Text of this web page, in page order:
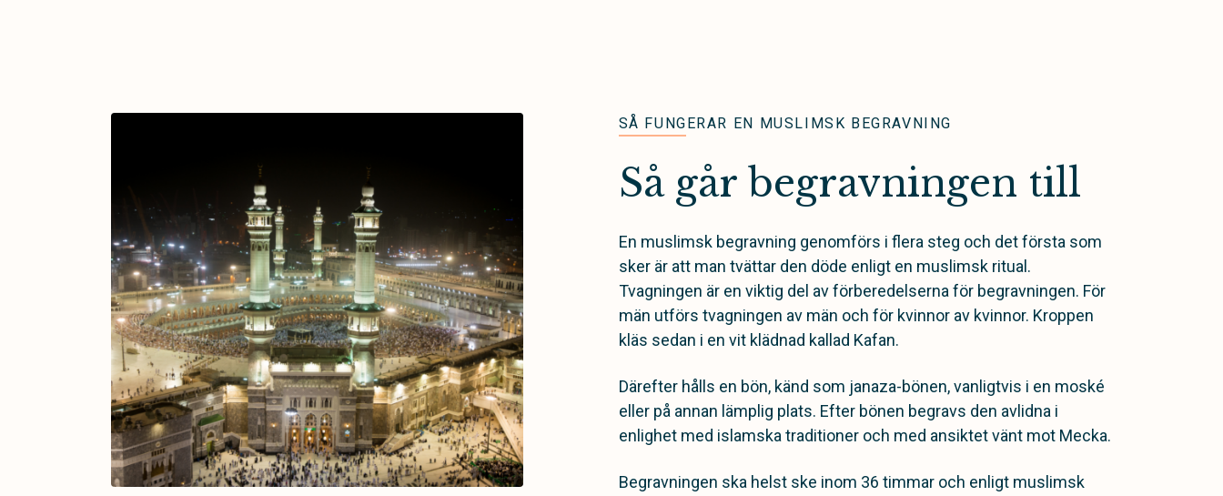
SÅ FUNGERAR EN MUSLIMSK BEGRAVNING
Så går begravningen till
En muslimsk begravning genomförs i flera steg och det första som
sker är att man tvättar den döde enligt en muslimsk ritual.
Tvagningen är en viktig del av förberedelserna för begravningen. För
män utförs tvagningen av män och för kvinnor av kvinnor. Kroppen
kläs sedan i en vit klädnad kallad Kafan.
Därefter hålls en bön, känd som janaza-bönen, vanligtvis i en moské
eller på annan lämplig plats. Efter bönen begravs den avlidna i
enlighet med islamska traditioner och med ansiktet vänt mot Mecka.
Begravningen ska helst ske inom 36 timmar och enligt muslimsk